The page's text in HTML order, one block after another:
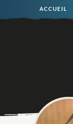
ACCUEIL